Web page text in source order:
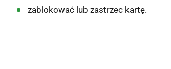
zablokować lub zastrzec kartę.